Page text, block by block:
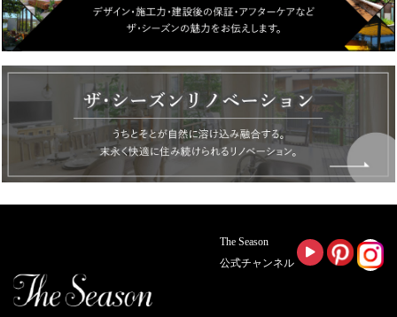
The Season
公式チャンネル